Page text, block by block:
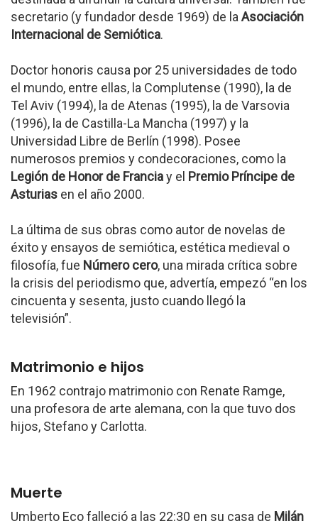
secretario (y fundador desde 1969) de la Asociación
Internacional de Semiótica.
Doctor honoris causa por 25 universidades de todo
el mundo, entre ellas, la Complutense (1990), la de
Tel Aviv (1994), la de Atenas (1995), la de Varsovia
(1996), la de Castilla-La Mancha (1997) y la
Universidad Libre de Berlín (1998). Posee
numerosos premios y condecoraciones, como la
Legión de Honor de Franciay el Premio Príncipe de
Asturias en el año 2000.
La última de sus obras como autor de novelas de
éxito y ensayos de semiótica, estética medieval o
filosofía, fue Número cero, una mirada crítica sobre
la crisis del periodismo que, advertía, empezó “en los
cincuenta y sesenta, justo cuando llegó la
televisión”.
Matrimonio e hijos
En 1962 contrajo matrimonio con Renate Ramge,
una profesora de arte alemana, con la que tuvo dos
hijos, Stefano y Carlotta.
Muerte
Umberto Eco falleció a las 22:30 en su casa de Milán